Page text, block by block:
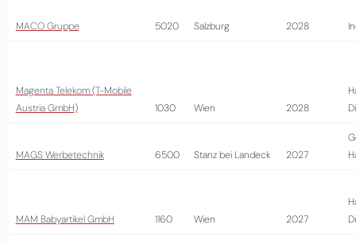
MACO Gruppe 5020 Salzburg 2028
Magenta Telekom (T-Mobile
Austria GmbH)
1030 Wien 2028
MAGS Werbetechnik 6500 Stanz bei Landeck 2027
MAM Babyartikel GmbH 1160 Wien 2027